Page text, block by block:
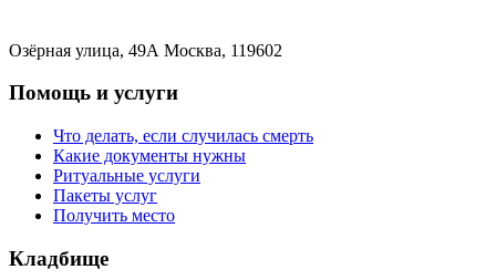
Озёрная улица, 49А Москва, 119602
Помощь и услуги
Что делать, если случилась смерть
Какие документы нужны
Ритуальные услуги
Пакеты услуг
Получить место
Кладбище